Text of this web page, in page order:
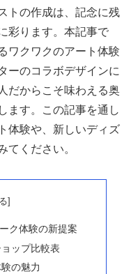
トの作成は、記念に残
彩ります。本記事で
ワクワクのアート体験
ーのコラボデザインに
だからこそ味わえる奥
ます。この記事を通し
体験や、新しいディズ
てください。
ク体験の新提案
ップ比較表
の魅力